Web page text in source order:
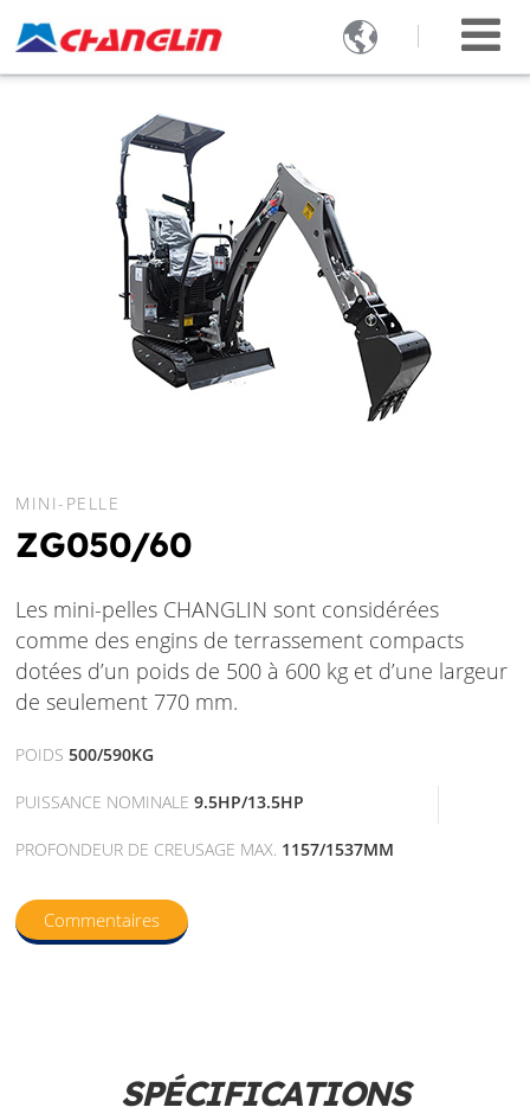

MINI-PELLE
ZG050/60
Les mini-pelles CHANGLIN sont considérées
comme des engins de terrassement compacts
dotées d’un poids de 500 à 600 kg et d’une largeur
de seulement 770 mm.
POIDS500/590KG
PUISSANCE NOMINALE9.5HP/13.5HP
PROFONDEUR DE CREUSAGE MAX. 1157/1537MM
Commentaires
SPÉCIFICATIONS